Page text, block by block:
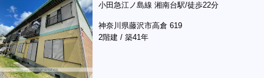
小田急江ノ島線 湘南台駅/徒歩22分
神奈川県藤沢市高倉 619
2階建 / 築41年